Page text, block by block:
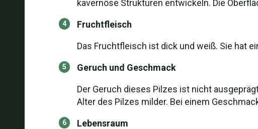
kavernöse Strukturen entwickeln. Die
Fruchtfleisch
Das Fruchtfleisch ist dick und weiß. Sie hat
Geruch und Geschmack
Der Geruch dieses Pilzes ist nicht
Alter des Pilzes milder. Bei einem
Lebensraum